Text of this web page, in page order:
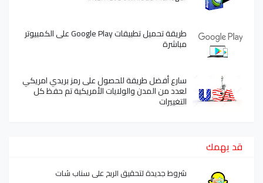
طريقة تحميل تطبيقات Google Play على الكمبيوتر
مباشرة
سارع أفضل طريقة للحصول على رمز بريدي امريكي
لعدد من المدن والولايات الأمريكية تم حفظ كل
التغييرات
قد يهمك
شروط جديدة لتحقيق الربح على سناب شات